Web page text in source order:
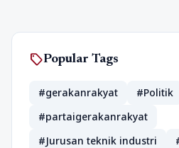
sellPopular Tags
#gerakanrakyat
#Politik
#partaigerakanrakyat
#Jurusan teknik industri